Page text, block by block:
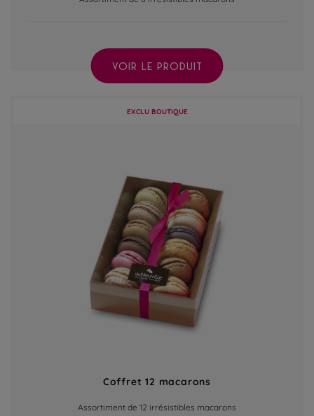
VOIR LE PRODUIT
EXCLU BOUTIQUE
Coffret 12 macarons
Assortiment de 12 irrésistibles macarons